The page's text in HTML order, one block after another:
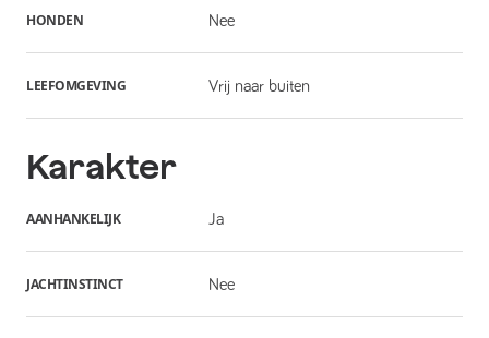
HONDEN Nee
LEEFOMGEVING Vrij naar buiten
Karakter
AANHANKELIJK Ja
JACHTINSTINCT Nee